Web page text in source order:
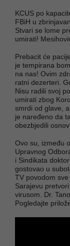
KCUS po
FBiH u
Stvari se lome
umirati!
Prebacit će
je tempirana
na nas! Ovim
ratni dezerteri.
Nisu radili svoj
umirati zbog
smrdi od glave,
je naređeno da
obezbjedili
Ovo su, između
Upravnog
i Sindikata
gostovao u
TV povodom
Sarajevu
virusom. Dr.
Pogledajte